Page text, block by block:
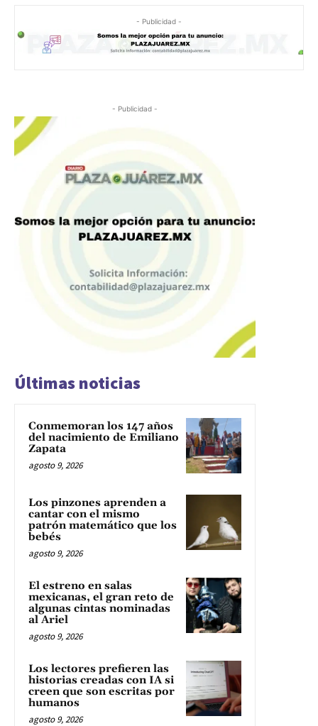
- Publicidad -
- Publicidad -
Últimas noticias
Conmemoran los 147 años
del nacimiento de Emiliano
Zapata
agosto 9, 2026
Los pinzones aprenden a
cantar con el mismo
patrón matemático que los
bebés
agosto 9, 2026
El estreno en salas
mexicanas, el gran reto de
algunas cintas nominadas
al Ariel
agosto 9, 2026
Los lectores prefieren las
historias creadas con IA si
creen que son escritas por
humanos
agosto 9, 2026